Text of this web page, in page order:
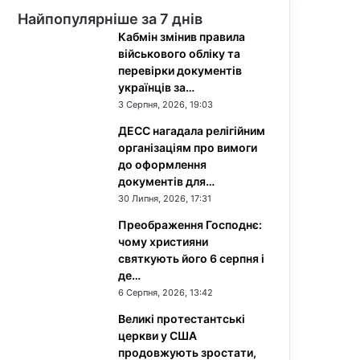
Найпопулярніше за 7 днів
Кабмін змінив правила
військового обліку та
перевірки документів
українців за…
3 Серпня, 2026, 19:03
ДЕСС нагадала релігійним
організаціям про вимоги
до оформлення
документів для…
30 Липня, 2026, 17:31
Преображення Господнє:
чому християни
святкують його 6 серпня і
де…
6 Серпня, 2026, 13:42
Великі протестантські
церкви у США
продовжують зростати,